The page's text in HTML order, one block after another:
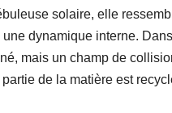
solaire, elle
dynamique interne.
mais un champ de
de la matière est